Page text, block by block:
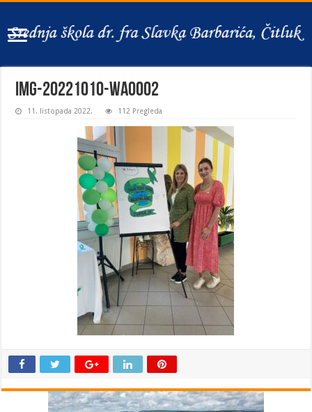
IMG-20221010-WA0002
11. listopada 2022. 112 Pregleda